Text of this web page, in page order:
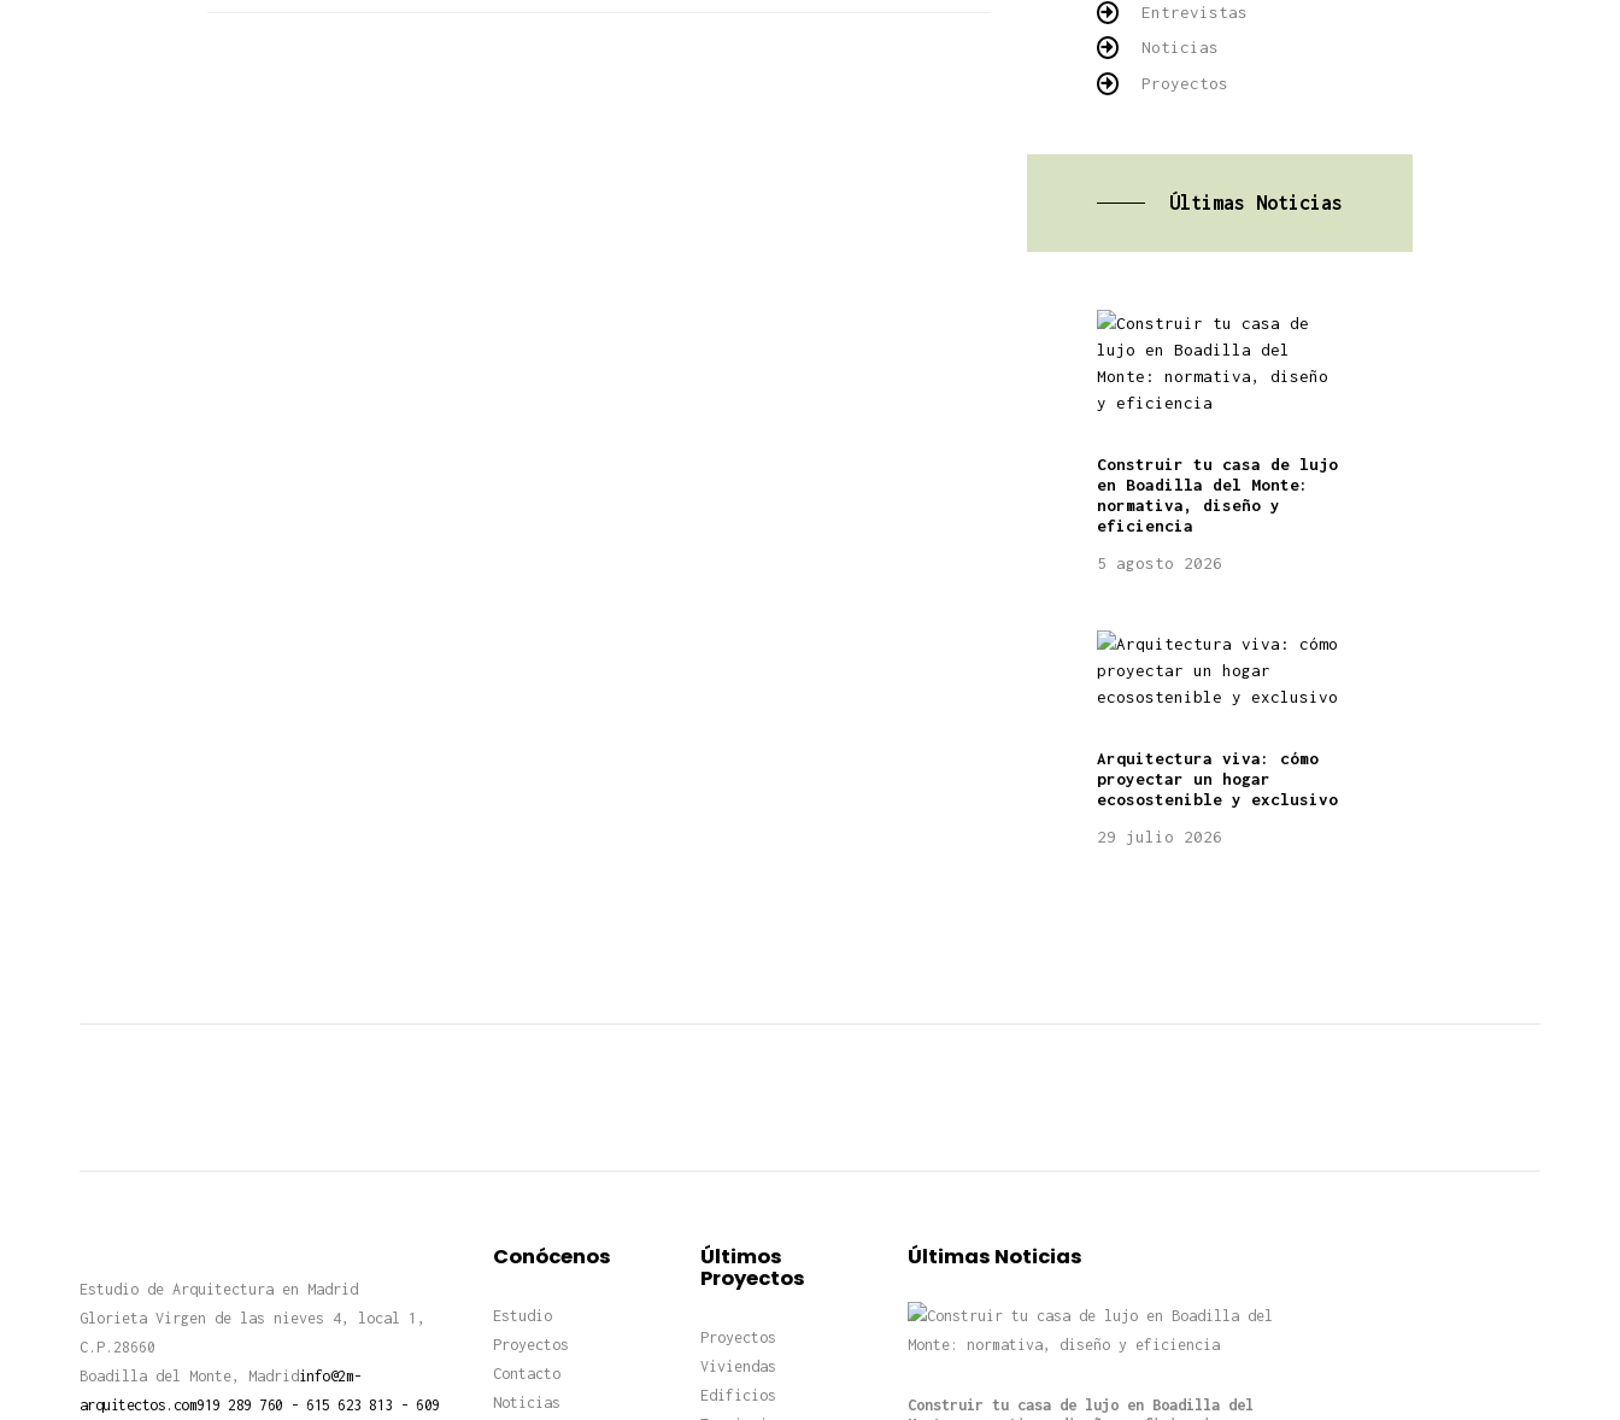
Entrevistas
Noticias
Proyectos
Últimas Noticias
Construir tu casa de lujo
en Boadilla del Monte:
normativa, diseño y
eficiencia
5 agosto 2026
Arquitectura viva: cómo
proyectar un hogar
ecosostenible y exclusivo
29 julio 2026
Estudio de Arquitectura en Madrid
Glorieta Virgen de las nieves 4, local 1,
C.P.28660
Boadilla del Monte, Madridinfo@2m-
arquitectos.com919 289 760 - 615 623 813 - 609
Conócenos
Estudio
Proyectos
Contacto
Noticias
Últimos
Proyectos
Proyectos
Viviendas
Edificios
Últimas Noticias
Construir tu casa de lujo en Boadilla del